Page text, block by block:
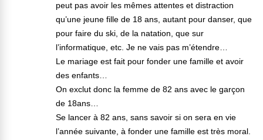
peut pas avoir les mêmes attentes et distraction
qu’une jeune fille de 18 ans, autant pour danser, que
pour faire du ski, de la natation, que sur
l’informatique, etc. Je ne vais pas m’étendre…
Le mariage est fait pour fonder une famille et avoir
des enfants…
On exclut donc la femme de 82 ans avec le garçon
de 18ans…
Se lancer à 82 ans, sans savoir si on sera en vie
l’année suivante, à fonder une famille est très moral.